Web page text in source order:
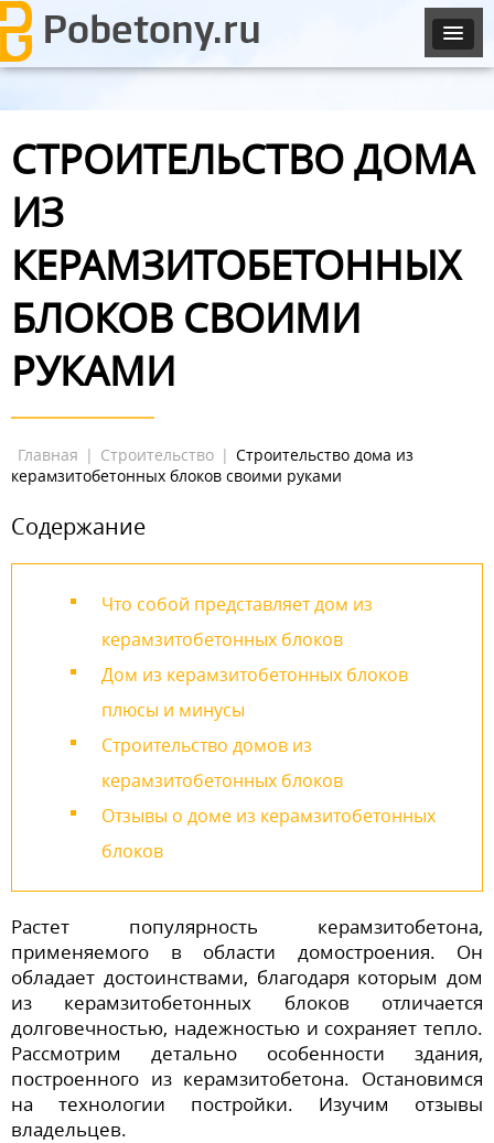
СТРОИТЕЛЬСТВО ДОМА
ИЗ
КЕРАМЗИТОБЕТОННЫХ
БЛОКОВ СВОИМИ
РУКАМИ
Главная | Строительство | Строительство дома из
керамзитобетонных блоков своими руками
Содержание
Что собой представляет дом из
керамзитобетонных блоков
Дом из керамзитобетонных блоков
плюсы и минусы
Строительство домов из
керамзитобетонных блоков
Отзывы о доме из керамзитобетонных
блоков
Растет популярность керамзитобетона,
применяемого в области домостроения. Он
обладает достоинствами, благодаря которым дом
из керамзитобетонных блоков отличается
долговечностью, надежностью и сохраняет тепло.
Рассмотрим детально особенности здания,
построенного из керамзитобетона. Остановимся
на технологии постройки. Изучим отзывы
владельцев.